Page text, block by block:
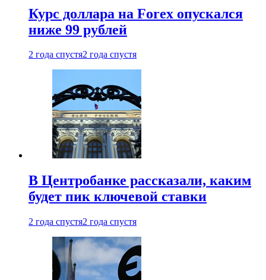
Курс доллара на Forex опускался
ниже 99 рублей
2 года спустя2 года спустя
В Центробанке рассказали, каким
будет пик ключевой ставки
2 года спустя2 года спустя